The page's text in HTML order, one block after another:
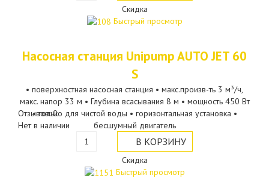
Скидка
Быстрый просмотр
Насосная станция Unipump AUTO JET 60
S
• поверхностная насосная станция • макс.произв-ть 3 м³/ч,
макс. напор 33 м • Глубина всасывания 8 м • мощность 450 Вт
• только для чистой воды • горизонтальная установка •
бесшумный двигатель
Отзывов: 0
Нет в наличии
Скидка
Быстрый просмотр